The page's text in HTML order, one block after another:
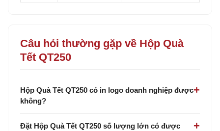
Câu hỏi thường gặp về Hộp Quà
Tết QT250
Hộp Quà Tết QT250 có in logo doanh nghiệp được
không?
Đặt Hộp Quà Tết QT250 số lượng lớn có được